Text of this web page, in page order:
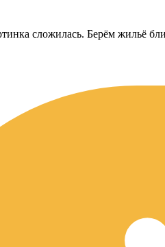
сложилась. Берём жильё